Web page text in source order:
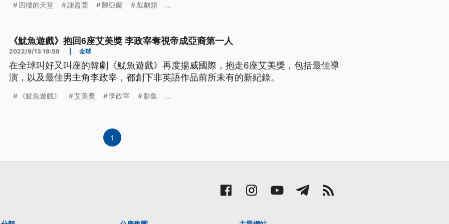
四樓的天堂 謝盈萱 陳亞蘭 戲劇類 ...
《魷魚遊戲》抱回6座艾美獎 李政宰奪視帝成亞裔第一人
2022/9/13 18:58 全球
在全球叫好又叫座的韓劇《魷魚遊戲》再度揚威國際，抱走6座艾美獎，包括最佳導
演，以及最佳男主角李政宰，都創下非英語作品前所未有的新紀錄。
《魷魚遊戲》 艾美獎 李政宰 影集 ...
1